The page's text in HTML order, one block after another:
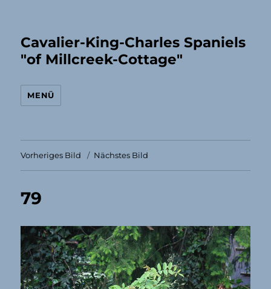
Cavalier-King-Charles Spaniels
"of Millcreek-Cottage"
MENÜ
Vorheriges Bild Nächstes Bild
79